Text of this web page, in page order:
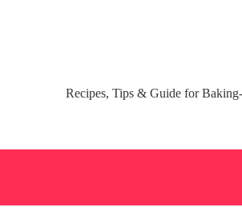
Recipes, Tips & Guide for